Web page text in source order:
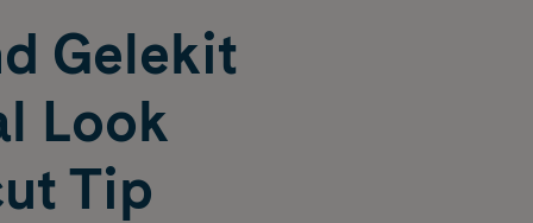
Gelekit
Look
Tip